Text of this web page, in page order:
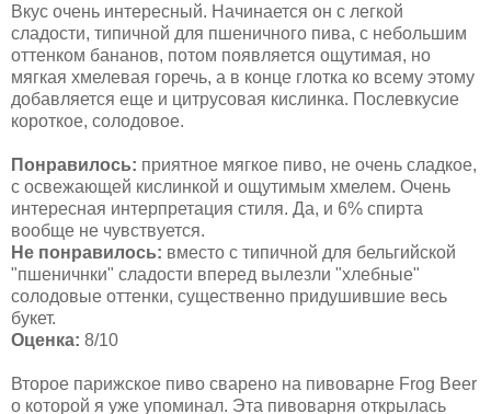
Вкус очень интересный. Начинается он с легкой
сладости, типичной для пшеничного пива, с небольшим
оттенком бананов, потом появляется ощутимая, но
мягкая хмелевая горечь, а в конце глотка ко всему этому
добавляется еще и цитрусовая кислинка. Послевкусие
короткое, солодовое.
Понравилось: приятное мягкое пиво, не очень сладкое,
с освежающей кислинкой и ощутимым хмелем. Очень
интересная интерпретация стиля. Да, и 6% спирта
вообще не чувствуется.
Не понравилось: вместо с типичной для бельгийской
"пшеничнки" сладости вперед вылезли "хлебные"
солодовые оттенки, существенно придушившие весь
букет.
Оценка: 8/10
Второе парижское пиво сварено на пивоварне Frog Beer
о которой я уже упоминал. Эта пивоварня открылась